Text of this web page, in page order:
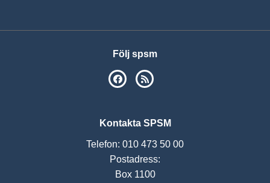
Följ spsm
SPSM på Facebook
Kontakta SPSM
Telefon: 010 473 50 00
Postadress:
Box 1100